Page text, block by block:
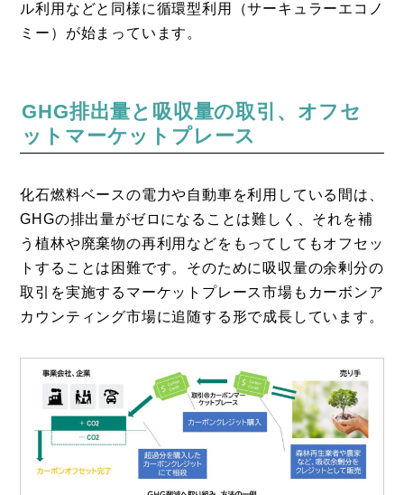
ル利用などと同様に循環型利用（サーキュラーエコノ
ミー）が始まっています。
GHG排出量と吸収量の取引、オフセ
ットマーケットプレース
化石燃料ベースの電力や自動車を利用している間は、
GHGの排出量がゼロになることは難しく、それを補
う植林や廃棄物の再利用などをもってしてもオフセッ
トすることは困難です。そのために吸収量の余剰分の
取引を実施するマーケットプレース市場もカーボンア
カウンティング市場に追随する形で成長しています。